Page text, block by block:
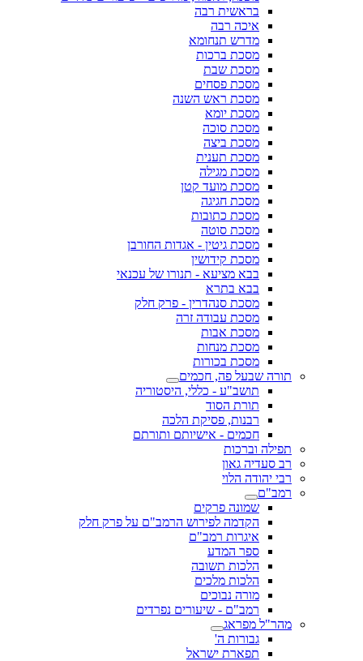
בראשית רבה
איכה רבה
מדרש תנחומא
מסכת ברכות
מסכת שבת
מסכת פסחים
מסכת ראש השנה
מסכת יומא
מסכת סוכה
מסכת ביצה
מסכת תענית
מסכת מגילה
מסכת מועד קטן
מסכת חגיגה
מסכת כתובות
מסכת סוטה
מסכת גיטין - אגדות החורבן
מסכת קידושין
בבא מציעא - תנורו של עכנאי
בבא בתרא
מסכת סנהדרין - פרק חלק
מסכת עבודה זרה
מסכת אבות
מסכת מנחות
מסכת בכורות
תורה שבעל פה, חכמים
תושב"ע - כללי, היסטוריה
תורת הסוד
רבנות, פסיקת הלכה
חכמים - אישיותם ותורתם
תפילה וברכות
רב סעדיה גאון
רבי יהודה הלוי
רמב"ם
שמונה פרקים
הקדמה לפירוש הרמב"ם על פרק חלק
איגרות רמב"ם
ספר המדע
הלכות תשובה
הלכות מלכים
מורה נבוכים
רמב"ם - שיעורים נפרדים
מהר"ל מפראג
גבורות ה'
תפארת ישראל